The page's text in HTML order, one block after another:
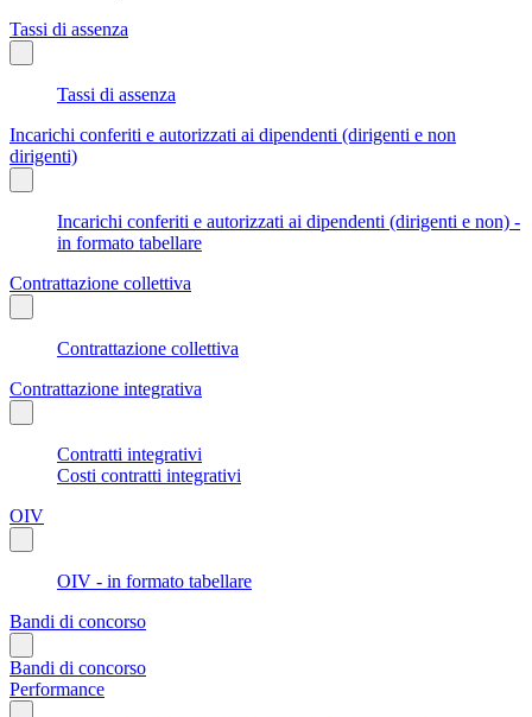
Tassi di assenza
Tassi di assenza
Incarichi conferiti e autorizzati ai dipendenti (dirigenti e non
dirigenti)
Incarichi conferiti e autorizzati ai dipendenti (dirigenti e non) -
in formato tabellare
Contrattazione collettiva
Contrattazione collettiva
Contrattazione integrativa
Contratti integrativi
Costi contratti integrativi
OIV
OIV - in formato tabellare
Bandi di concorso
Bandi di concorso
Performance